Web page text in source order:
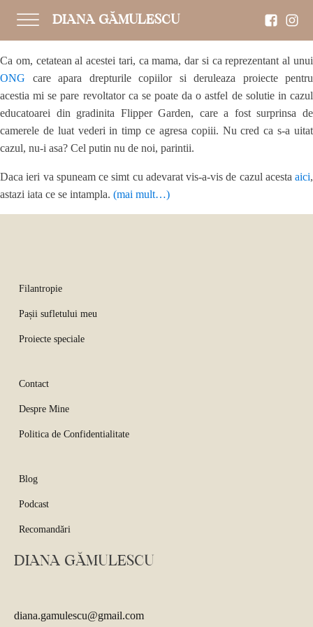
DIANA GĂMULESCU
Ca om, cetatean al acestei tari, ca mama, dar si ca reprezentant al unui
ONG care apara drepturile copiilor si deruleaza proiecte pentru
acestia mi se pare revoltator ca se poate da o astfel de solutie in cazul
educatoarei din gradinita Flipper Garden, care a fost surprinsa de
camerele de luat vederi in timp ce agresa copiii. Nu cred ca s-a uitat
cazul, nu-i asa? Cel putin nu de noi, parintii.
Daca ieri va spuneam ce simt cu adevarat vis-a-vis de cazul acesta aici,
astazi iata ce se intampla. (mai mult…)
Filantropie
Pașii sufletului meu
Proiecte speciale
Contact
Despre Mine
Politica de Confidentialitate
Blog
Podcast
Recomandări
DIANA GĂMULESCU
diana.gamulescu@gmail.com